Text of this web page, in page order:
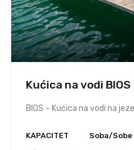
Kućica na vodi BIOS
BIOS – Kućica na vodi na
KAPACITET Soba/Sobe